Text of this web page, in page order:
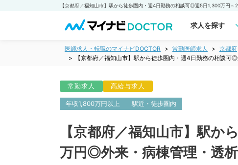
求人を探す
医師求人・転職のマイナビDOCTOR 常勤医師求人 京都府
【京都府／福知山市】駅から徒歩圏内・週4日勤務の相談
常勤求人 高給与求人
年収1,800万円以上 駅近・徒歩圏内
【京都府／福知山市】駅
万円◎外来・病棟管理・透